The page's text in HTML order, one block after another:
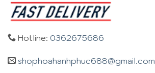
Hotline: 0362675686
shophoahanhphuc688@gmail.com